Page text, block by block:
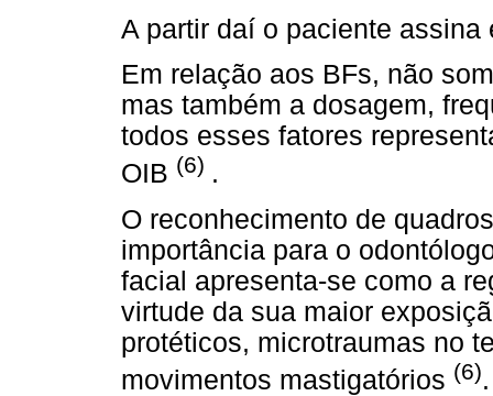
A partir daí o paciente assina
Em relação aos BFs, não
mas também a dosagem,
todos esses fatores
OIB (6) .
O reconhecimento de
importância para o
facial apresenta-se como a
virtude da sua maior
protéticos, microtraumas no
movimentos mastigatórios (6).